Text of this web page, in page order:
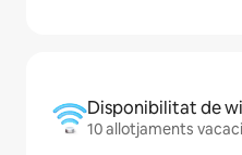
Disponibilitat de
10 allotjaments